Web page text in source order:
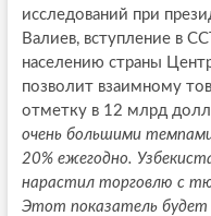
исследований при
Валиев, вступление в
населению страны
позволит взаимному
отметку в 12 млрд
очень большими
20% ежегодно.
нарастил торговлю с
Этот показатель будет